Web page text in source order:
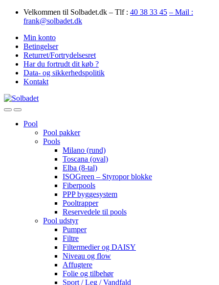
Skip
Skip
Velkommen til Solbadet.dk – Tlf : 40 38 33 45 – Mail :
frank@solbadet.dk
Min konto
Betingelser
Returret/Fortrydelsesret
Har du fortrudt dit køb ?
Data- og sikkerhedspolitik
Kontakt
OpenClose
Pool
Pool pakker
Pools
Milano (rund)
Toscana (oval)
Elba (8-tal)
ISOGreen – Styropor blokke
Fiberpools
PPP byggesystem
Pooltrapper
Reservedele til pools
Pool udstyr
Pumper
Filtre
Filtermedier og DAISY
Niveau og flow
Affugtere
Folie og tilbehør
Sport / Leg / Vandfald